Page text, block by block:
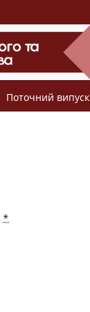
Поточний випуск
*